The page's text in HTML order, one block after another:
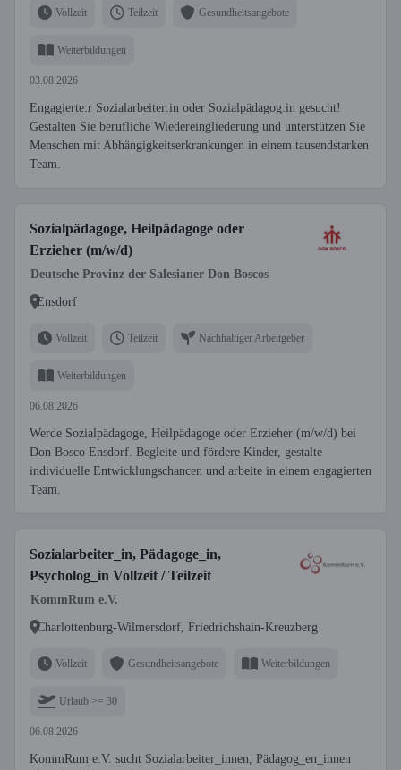
Vollzeit Teilzeit Gesundheitsangebote
Weiterbildungen
03.08.2026
Engagierte:r Sozialarbeiter:in oder Sozialpädagog:in gesucht!
Gestalten Sie berufliche Wiedereingliederung und unterstützen Sie
Menschen mit Abhängigkeitserkrankungen in einem tausendstarken
Team.
Sozialpädagoge, Heilpädagoge oder
Erzieher (m/w/d)
Deutsche Provinz der Salesianer Don Boscos
Ensdorf
Vollzeit Teilzeit Nachhaltiger Arbeitgeber
Weiterbildungen
06.08.2026
Werde Sozialpädagoge, Heilpädagoge oder Erzieher (m/w/d) bei
Don Bosco Ensdorf. Begleite und fördere Kinder, gestalte
individuelle Entwicklungschancen und arbeite in einem engagierten
Team.
Sozialarbeiter_in, Pädagoge_in,
Psycholog_in Vollzeit / Teilzeit
KommRum e.V.
Charlottenburg-Wilmersdorf, Friedrichshain-Kreuzberg
Vollzeit Gesundheitsangebote Weiterbildungen
Urlaub >= 30
06.08.2026
KommRum e.V. sucht Sozialarbeiter_innen, Pädagog_en_innen